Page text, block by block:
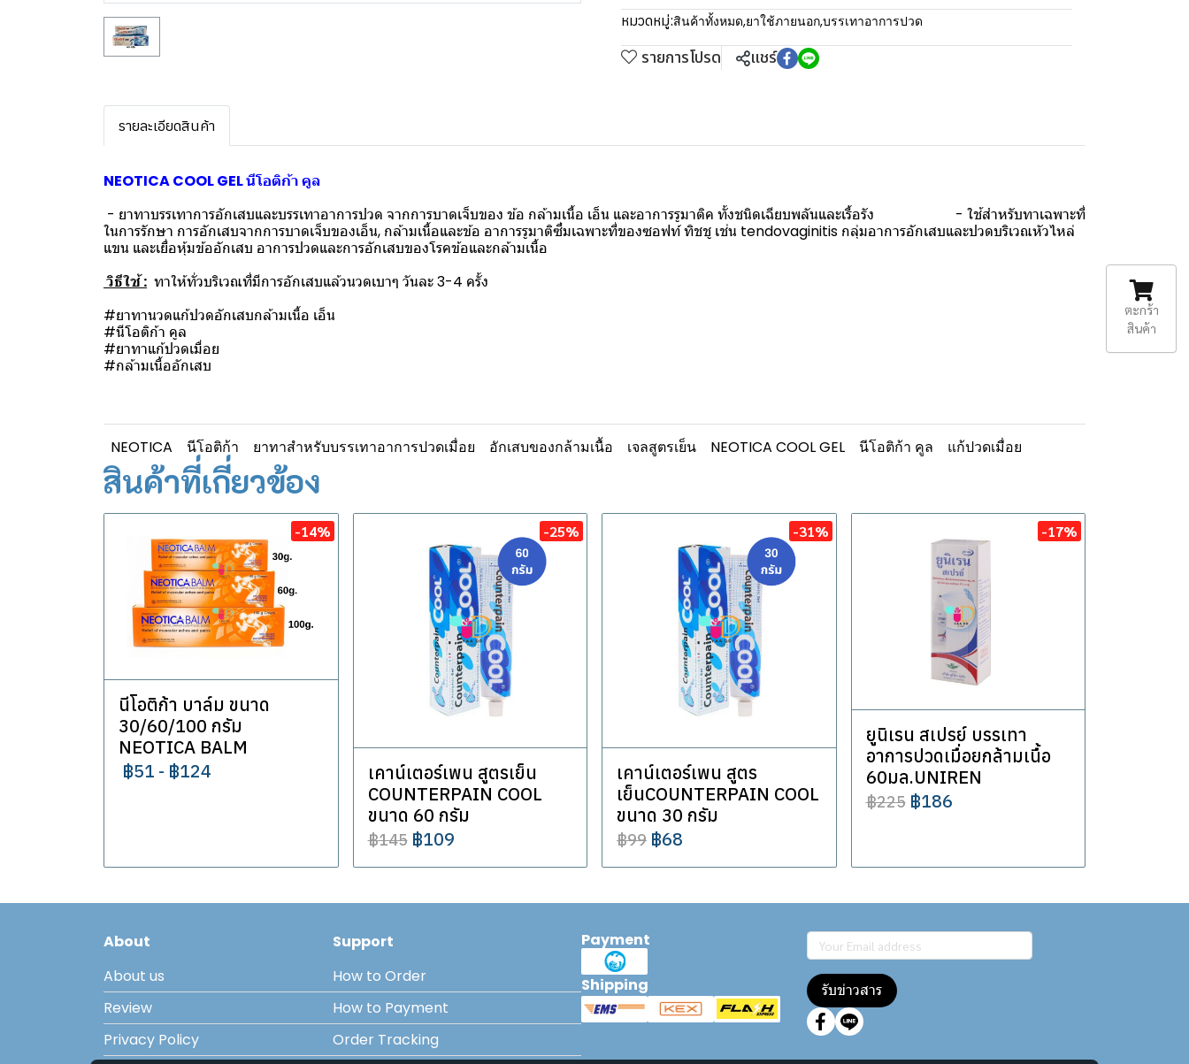
หมวดหมู่:สินค้าทั้งหมด,ยาใช้ภายนอก,บรรเทาอาการปวด
รายการโปรด แชร์
รายละเอียดสินค้า
NEOTICA COOL GEL นีโอติก้า คูล
- ยาทาบรรเทาการอักเสบและบรรเทาอาการปวด จากการบาดเจ็บของ ข้อ กล้ามเนื้อ เอ็น และอาการรูมาติค ทั้งชนิดเฉียบพลันและเรื้อรัง - ใช้สำหรับทาเฉพาะที่
ในการรักษา การอักเสบจากการบาดเจ็บของเอ็น, กล้ามเนื้อและข้อ อาการรูมาติซึ่มเฉพาะที่ของซอฟท์ ทิชชู เช่น tendovaginitis กลุ่มอาการอักเสบและปวดบริเวณหัวไหล่
แขน และเยื่อหุ้มข้ออักเสบ อาการปวดและการอักเสบของโรคข้อและกล้ามเนื้อ
วิธีใช้ : ทาให้ทั่วบริเวณที่มีการอักเสบแล้วนวดเบาๆ วันละ 3-4 ครั้ง
#ยาทานวดแก้ปวดอักเสบกล้ามเนื้อ เอ็น
#นีโอติก้า คูล
#ยาทาแก้ปวดเมื่อย
#กล้ามเนื้ออักเสบ
NEOTICA นีโอติก้า ยาทาสำหรับบรรเทาอาการปวดเมื่อย อักเสบของกล้ามเนื้อ เจลสูตรเย็น NEOTICA COOL GEL นีโอติก้า คูล แก้ปวดเมื่อย
สินค้าที่เกี่ยวข้อง
-14%
นีโอติก้า บาล์ม ขนาด
30/60/100 กรัม
NEOTICA BALM
฿51 - ฿124
-25%
เคาน์เตอร์เพน สูตรเย็น
COUNTERPAIN COOL
ขนาด 60 กรัม
฿145 ฿109
-31%
เคาน์เตอร์เพน สูตร
เย็นCOUNTERPAIN COOL
ขนาด 30 กรัม
฿99 ฿68
-17%
ยูนิเรน สเปรย์ บรรเทา
อาการปวดเมื่อยกล้ามเนื้อ
60มล.UNIREN
฿225 ฿186
About
About us
Review
Privacy Policy
Support
How to Order
How to Payment
Order Tracking
Payment
Shipping รับข่าวสาร
ตะกร้า
สินค้า